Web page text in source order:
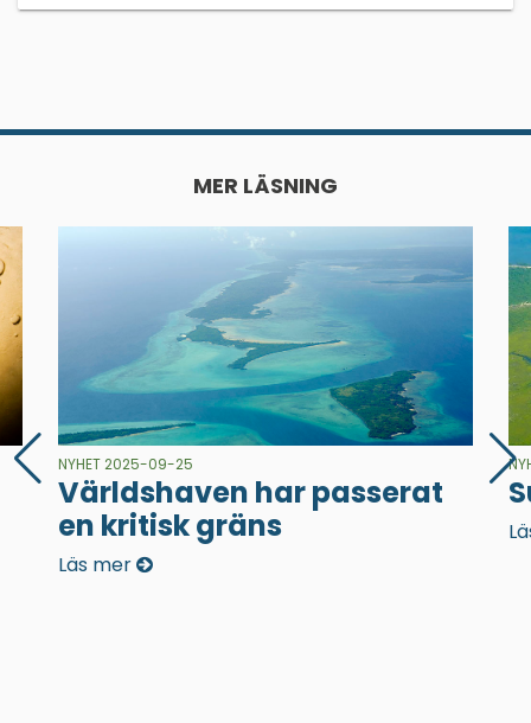
MER LÄSNING
NYHET 2025-09-25
Världshaven har passerat
en kritisk gräns
Läs mer